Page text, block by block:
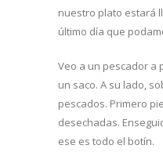
nuestro plato estará
último día que
Veo a un pescador a
un saco. A su lado,
pescados. Primero
desechadas.
ese es todo el botín.